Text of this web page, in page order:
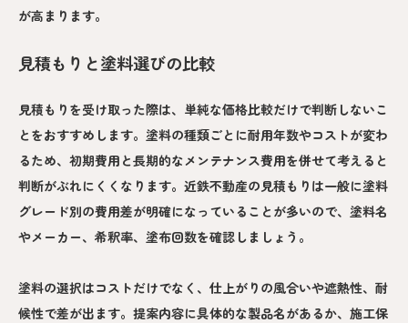
が高まります。
見積もりと塗料選びの比較
見積もりを受け取った際は、単純な価格比較だけで判断しないこ
とをおすすめします。塗料の種類ごとに耐用年数やコストが変わ
るため、初期費用と長期的なメンテナンス費用を併せて考えると
判断がぶれにくくなります。近鉄不動産の見積もりは一般に塗料
グレード別の費用差が明確になっていることが多いので、塗料名
やメーカー、希釈率、塗布回数を確認しましょう。
塗料の選択はコストだけでなく、仕上がりの風合いや遮熱性、耐
候性で差が出ます。提案内容に具体的な製品名があるか、施工保